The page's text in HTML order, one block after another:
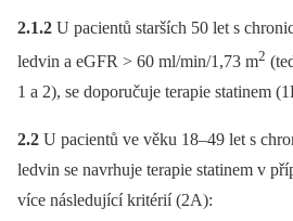
2.1.2 U pacientů starších 50 let s
ledvin a eGFR > 60 ml/min/1,73 m2
1 a 2), se doporučuje terapie statinem
2.2 U pacientů ve věku 18–49 let s
ledvin se navrhuje terapie statinem v
více následující kritérií (2A):